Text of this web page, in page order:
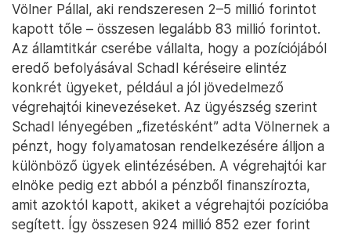
Völner Pállal, aki rendszeresen 2–5 millió forintot
kapott tőle – összesen legalább 83 millió forintot.
Az államtitkár cserébe vállalta, hogy a pozíciójából
eredő befolyásával Schadl kéréseire elintéz
konkrét ügyeket, például a jól jövedelmező
végrehajtói kinevezéseket. Az ügyészség szerint
Schadl lényegében „fizetésként” adta Völnernek a
pénzt, hogy folyamatosan rendelkezésére álljon a
különböző ügyek elintézésében. A végrehajtói kar
elnöke pedig ezt abból a pénzből finanszírozta,
amit azoktól kapott, akiket a végrehajtói pozícióba
segített. Így összesen 924 millió 852 ezer forint